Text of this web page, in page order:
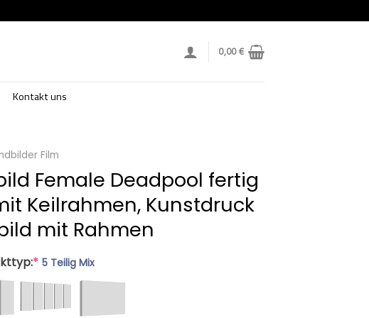
0,00€
Kontakt uns
Film
Female Deadpool fertig
Keilrahmen, Kunstdruck
mit Rahmen
* 5 Teilig Mix